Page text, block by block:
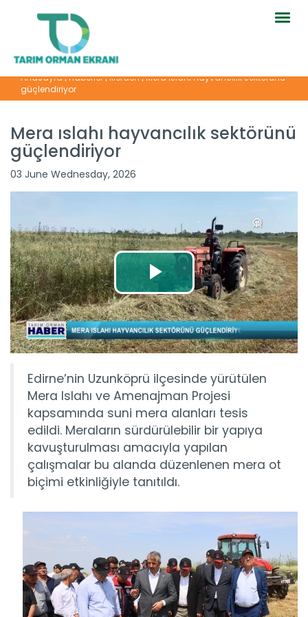
Anasayfa|Haberler|İllerden|Mera ıslahı hayvancılık sektörünü
güçlendiriyor
Mera ıslahı hayvancılık sektörünü
güçlendiriyor
03 June Wednesday, 2026
Edirne’nin Uzunköprü ilçesinde yürütülen
Mera Islahı ve Amenajman Projesi
kapsamında suni mera alanları tesis
edildi. Meraların sürdürülebilir bir yapıya
kavuşturulması amacıyla yapılan
çalışmalar bu alanda düzenlenen mera ot
biçimi etkinliğiyle tanıtıldı.